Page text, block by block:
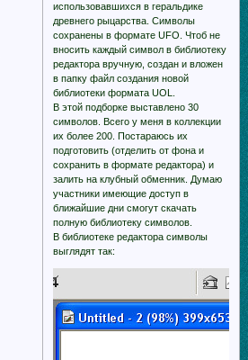
использовавшихся в геральдике
древнего рыцарства. Символы
сохранены в формате UFO. Чтоб не
вносить каждый символ в библиотеку
редактора вручную, создан и вложен
в папку файл создания новой
библиотеки формата UOL.
В этой подборке выставлено 30
символов. Всего у меня в коллекции
их более 200. Постараюсь их
подготовить (отделить от фона и
сохранить в формате редактора) и
залить на клубный обменник. Думаю
участники имеющие доступ в
ближайшие дни смогут скачать
полную библиотеку символов.
В библиотеке редактора символы
выглядят так: